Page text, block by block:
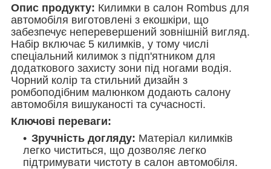
Опис продукту: Килимки в салон Rombus для
автомобіля виготовлені з екошкіри, що
забезпечує неперевершений зовнішній вигляд.
Набір включає 5 килимків, у тому числі
спеціальний килимок з підп'ятником для
додаткового захисту зони під ногами водія.
Чорний колір та стильний дизайн з
ромбоподібним малюнком додають салону
автомобіля вишуканості та сучасності.
Ключові переваги:
Зручність догляду: Матеріал килимків
легко чиститься, що дозволяє легко
підтримувати чистоту в салон автомобіля.